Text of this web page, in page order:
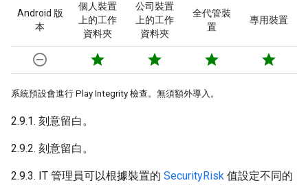
Android 版
本
個人裝置
上的工作
資料夾
公司裝置
上的工作
資料夾
全代管裝
置
專用裝置
remove_circle_outline star star star star
系統預設會進行 Play Integrity 檢查。無須額外導入。
2.9.1. 刻意留白。
2.9.2. 刻意留白。
2.9.3. IT 管理員可以根據裝置的 SecurityRisk 值設定不同的